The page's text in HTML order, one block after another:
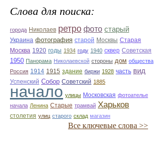
Слова для поиска:
города Николаев ретро фото старый
Украина фотография старой Москвы Старая
Москва 1920 годы 1934 году 1940 сквер Советская
1950 Панорама Николаевской стороны дом общества
Россия 1914 1915 здание биржи 1928 часть вид
Успенский Собор Советский 1885
начало улицы Московская фотоателье
начала Ленина Старые трамвай Харьков
столетия улиц старого склад магазин
Все ключевые слова >>